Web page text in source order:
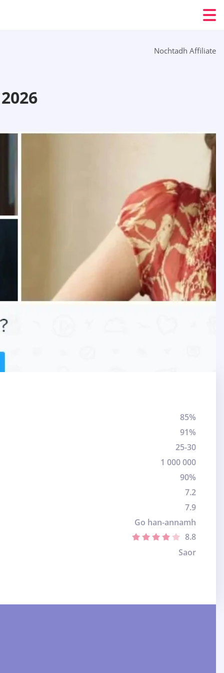
Nochtadh Affiliate
85%
91%
25-30
1 000 000
90%
7.2
7.9
Go han-annamh
8.8
Saor